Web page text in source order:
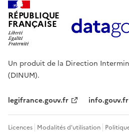
RÉPUBLIQUE
FRANÇAISE
Un produit de la Direction
(DINUM).
legifrance.gouv.fr info.gouv.fr
Licences Modalités d'utilisation